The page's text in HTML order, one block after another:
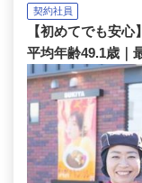
契約社員
【初めてでも安
平均年齢49.1歳｜